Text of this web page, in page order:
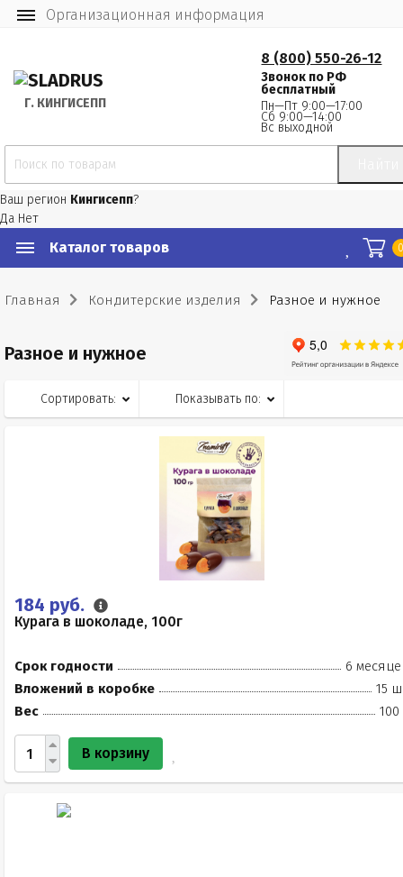
Организационная информация
Г. КИНГИСЕПП
8 (800) 550-26-12
Звонок по РФ
бесплатный
Пн—Пт 9:00—17:00
Сб 9:00—14:00
Вс выходной
Ваш регион Кингисепп?
Да Нет
Каталог товаров
Главная Кондитерские изделия Разное и нужное
Разное и нужное
Сортировать: Показывать по:
184 руб.
Курага в шоколаде, 100г
Срок годности
6
Вложений в коробке
15
Вес
100
В корзину